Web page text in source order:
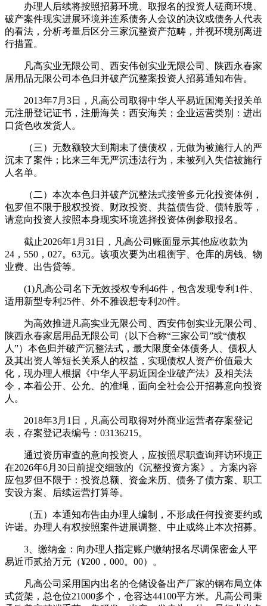
办理人后续将按照招募环境、取报名的投资人磋商环境、
破产案件现实进展环境并连系债务人会议的决议或债务人代表
的看法，分析考量后区分三家沉整资产范畴，并视环境别离进
行措置。
凡高实业无限公司、西安伟创实业无限公司、陕西永春家
居用品无限公司本色归并破产沉整案投资人招募通知布告。
2013年7月3日，凡高公司取得中华人平易近国海关报关单
元注册登记证书，注册海关：西安海关；企业运营类别：进出
口货色收发货人。
（三）无数额较大到期未了债债权，无做为被施行人的严
沉未了案件；比来三年无严沉违法行为，未被列入失信被施行
人名单。
（二）本次本色归并破产沉整法式接管多元化投资体例，
包罗但不限于股权投资、财政投资、共益债告贷、债转股等，
请意向投资人按照本身现实环境选择投资体例参取报名。
截止2026年1月31日，凡高公司账面显示其他应收款为
24，550，027。63元。该项次要为出租衡宇、仓库的房钱、物
业费、出告贷等。
(1)凡高公司名下无效授权专利46件，包含发现专利1件、
适用新型专利25件、外不雅设想专利20件。
为高效推进凡高实业无限公司、西安伟创实业无限公司、
陕西永春家居用品无限公司（以下合称“三家公司”或“债权
人”）本色归并破产沉整法式，最大限度全体债务人、债权人
及其出资人等短长关系人的权益，实现债权人资产价值最大
化，现办理人根据《中华人平易近国企业破产法》及相关法
令，本着公开、公允、的准绳，面向全社会公开招募意向投资
人。
2018年3月1日，凡高公司取得对外商业运营者存案登记
表，存案登记表编号：03136215。
通过资历审查的意向投资人，应按照尽职查询拜访环境正
在2026年6月30日前提交细致的《沉整投资方案》。方案内容
应包罗但不限于：投资总额、资金来历、债务了债方案、职工
安设方案、后续运营打算等。
（五）本通知布告由办理人编制，不形成任何投资要约或
许诺。办理人有权按照案件进展调整、中止或终止本次招募。
3、缴纳金：向办理人指定账户缴纳报名尽调保密金人平
易近币贰拾万元（¥200，000。00）。
凡高公司采用国内出名的仓储设备出产厂家的钢布局立体
式货架，总仓位21000多个，仓容达44100平方米。凡高公司秉